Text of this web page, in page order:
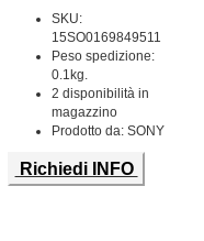
SKU:
15SO0169849511
Peso spedizione:
0.1kg.
2 disponibilità in
magazzino
Prodotto da: SONY
Richiedi INFO